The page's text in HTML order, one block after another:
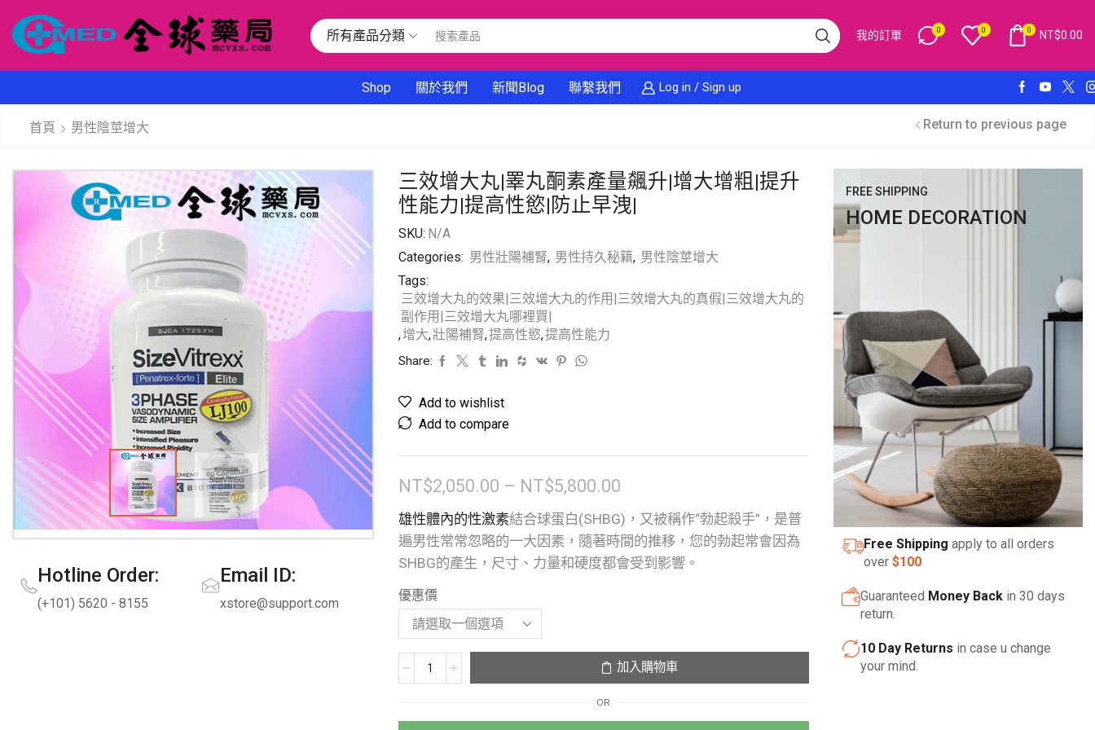
所有產品分類 我的訂單 0 0 0 NT$0.00
Shop 關於我們 新聞Blog 聯繫我們 Log in / Sign up
首頁 男性陰莖增大 Return to previous page
Hotline Order:
(+101) 5620 - 8155
Email ID:
xstore@support.com
三效增大丸|睪丸酮素產量飆升|增大增粗|提升
性能力|提高性慾|防止早洩|
SKU: N/A
Categories: 男性壯陽補腎, 男性持久秘籍, 男性陰莖增大
Tags:
三效增大丸的效果|三效增大丸的作用|三效增大丸的真假|三效增大丸的
副作用|三效增大丸哪裡買|
,增大,壯陽補腎,提高性慾,提高性能力
Share:
Add to wishlist
Add to compare
NT$2,050.00 – NT$5,800.00
雄性體內的性激素結合球蛋白(SHBG)，又被稱作“勃起殺手”，是普
遍男性常常忽略的一大因素，隨著時間的推移，您的勃起常會因為
SHBG的產生，尺寸、力量和硬度都會受到影響。
優惠價
加入購物車
OR
FREE SHIPPING
HOME DECORATION
Free Shipping apply to all orders
over$100
Guaranteed Money Backin 30 days
return.
10 Day Returns in case u change
your mind.